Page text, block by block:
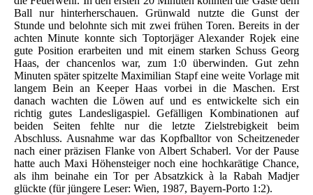
Ball nur hinterherschauen. Grünwald nutzte die Gunst der
Stunde und belohnte sich mit zwei frühen Toren. Bereits in der
achten Minute konnte sich Toptorjäger Alexander Rojek eine
gute Position erarbeiten und mit einem starken Schuss Georg
Haas, der chancenlos war, zum 1:0 überwinden. Gut zehn
Minuten später spitzelte Maximilian Stapf eine weite Vorlage mit
langem Bein an Keeper Haas vorbei in die Maschen. Erst
danach wachten die Löwen auf und es entwickelte sich ein
richtig gutes Landesligaspiel. Gefälligen Kombinationen auf
beiden Seiten fehlte nur die letzte Zielstrebigkeit beim
Abschluss. Ausnahme war das Kopfballtor von Scheitzeneder
nach einer präzisen Flanke von Albert Schaberl. Vor der Pause
hatte auch Maxi Höhensteiger noch eine hochkarätige Chance,
als ihm beinahe ein Tor per Absatzkick à la Rabah Madjer
glückte (für jüngere Leser: Wien, 1987, Bayern-Porto 1:2).